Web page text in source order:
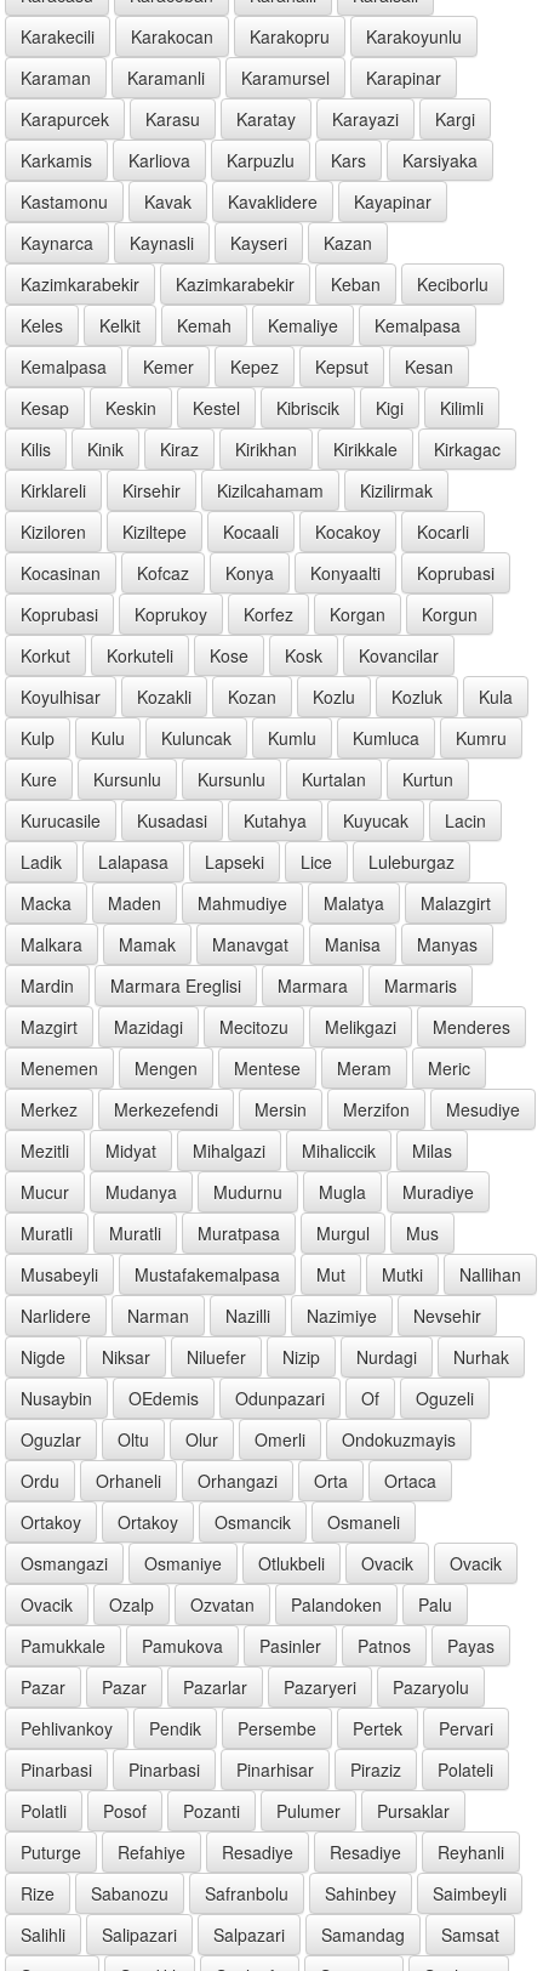
Karakecili
Karakocan Karakopru
Karakoyunlu
Karaman
Karamanli Karamursel
Karapinar
Karapurcek
Karasu Karatay Karayazi
Kargi
Karkamis
Karliova Karpuzlu Kars
Karsiyaka
Kastamonu
Kavak Kavaklidere
Kayapinar
Kaynarca
Kaynasli Kayseri
Kazan
Kazimkarabekir
Kazimkarabekir Keban
Keciborlu
Keles
Kelkit Kemah Kemaliye
Kemalpasa
Kemalpasa
Kemer Kepez Kepsut
Kesan
Kesap
Keskin Kestel Kibriscik Kigi
Kilimli
Kilis
Kinik Kiraz Kirikhan Kirikkale
Kirkagac
Kirklareli
Kirsehir Kizilcahamam
Kizilirmak
Kiziloren
Kiziltepe Kocaali Kocakoy
Kocarli
Kocasinan
Kofcaz Konya Konyaalti
Koprubasi
Koprubasi
Koprukoy Korfez Korgan
Korgun
Korkut
Korkuteli Kose Kosk
Kovancilar
Koyulhisar
Kozakli Kozan Kozlu Kozluk
Kula
Kulp
Kulu Kuluncak Kumlu Kumluca
Kumru
Kure
Kursunlu Kursunlu Kurtalan
Kurtun
Kurucasile
Kusadasi Kutahya Kuyucak
Lacin
Ladik
Lalapasa Lapseki Lice
Luleburgaz
Macka
Maden Mahmudiye Malatya
Malazgirt
Malkara
Mamak Manavgat Manisa
Manyas
Mardin
Marmara Ereglisi Marmara
Marmaris
Mazgirt
Mazidagi Mecitozu Melikgazi
Menderes
Menemen
Mengen Mentese Meram
Meric
Merkez
Merkezefendi Mersin Merzifon
Mesudiye
Mezitli
Midyat Mihalgazi Mihaliccik
Milas
Mucur
Mudanya Mudurnu Mugla
Muradiye
Muratli
Muratli Muratpasa Murgul
Mus
Musabeyli
Mustafakemalpasa Mut Mutki
Nallihan
Narlidere
Narman Nazilli Nazimiye
Nevsehir
Nigde
Niksar Niluefer Nizip Nurdagi
Nurhak
Nusaybin
OEdemis Odunpazari Of
Oguzeli
Oguzlar
Oltu Olur Omerli
Ondokuzmayis
Ordu
Orhaneli Orhangazi Orta
Ortaca
Ortakoy
Ortakoy Osmancik
Osmaneli
Osmangazi
Osmaniye Otlukbeli Ovacik
Ovacik
Ovacik
Ozalp Ozvatan Palandoken
Palu
Pamukkale
Pamukova Pasinler Patnos
Payas
Pazar
Pazar Pazarlar Pazaryeri
Pazaryolu
Pehlivankoy
Pendik Persembe Pertek
Pervari
Pinarbasi
Pinarbasi Pinarhisar Piraziz
Polateli
Polatli
Posof Pozanti Pulumer
Pursaklar
Puturge
Refahiye Resadiye Resadiye
Reyhanli
Rize
Sabanozu Safranbolu Sahinbey
Saimbeyli
Salihli
Salipazari Salpazari Samandag
Samsat